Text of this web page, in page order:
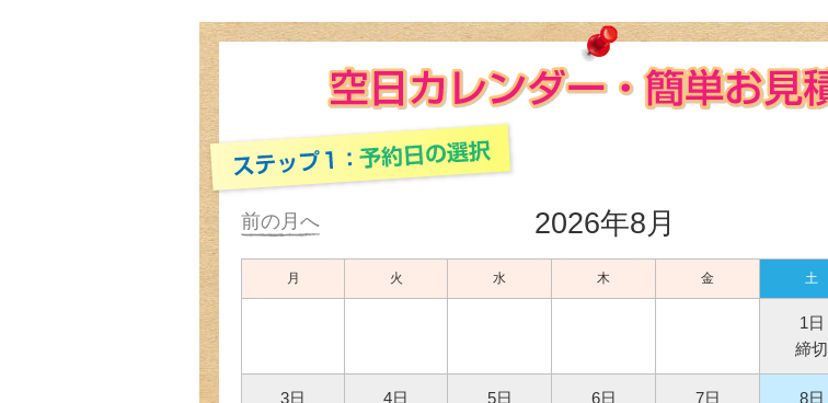
前の月へ 2026年8月
月 火 水 木 金 土
1日
締切
3日 4日 5日 6日 7日 8日